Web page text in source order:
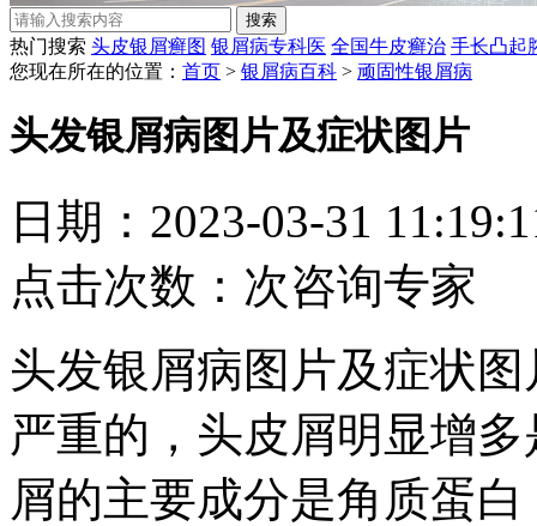
热门搜索 头皮银屑癣图 银屑病专科医 全国牛皮癣治 手长凸起
您现在所在的位置： 首页 > 银屑病百科 > 顽固性银屑病
头发银屑病图片及症状图片
日期：2023-03-31
点击次数： 次咨询专家
头发银屑病图片及症状
严重的，头皮屑明显增
屑的主要成分是角质蛋